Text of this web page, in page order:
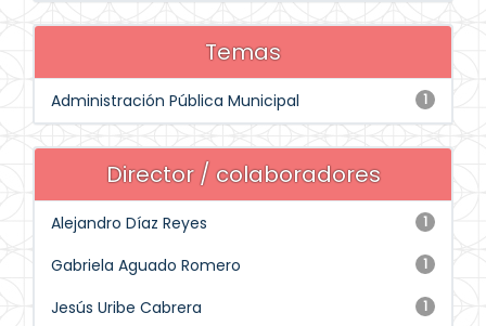
Temas
1
Administración Pública Municipal
Director / colaboradores
1
Alejandro Díaz Reyes
1
Gabriela Aguado Romero
1
Jesús Uribe Cabrera